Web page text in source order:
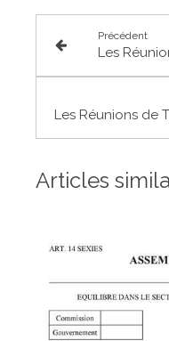
Précédent
Articles